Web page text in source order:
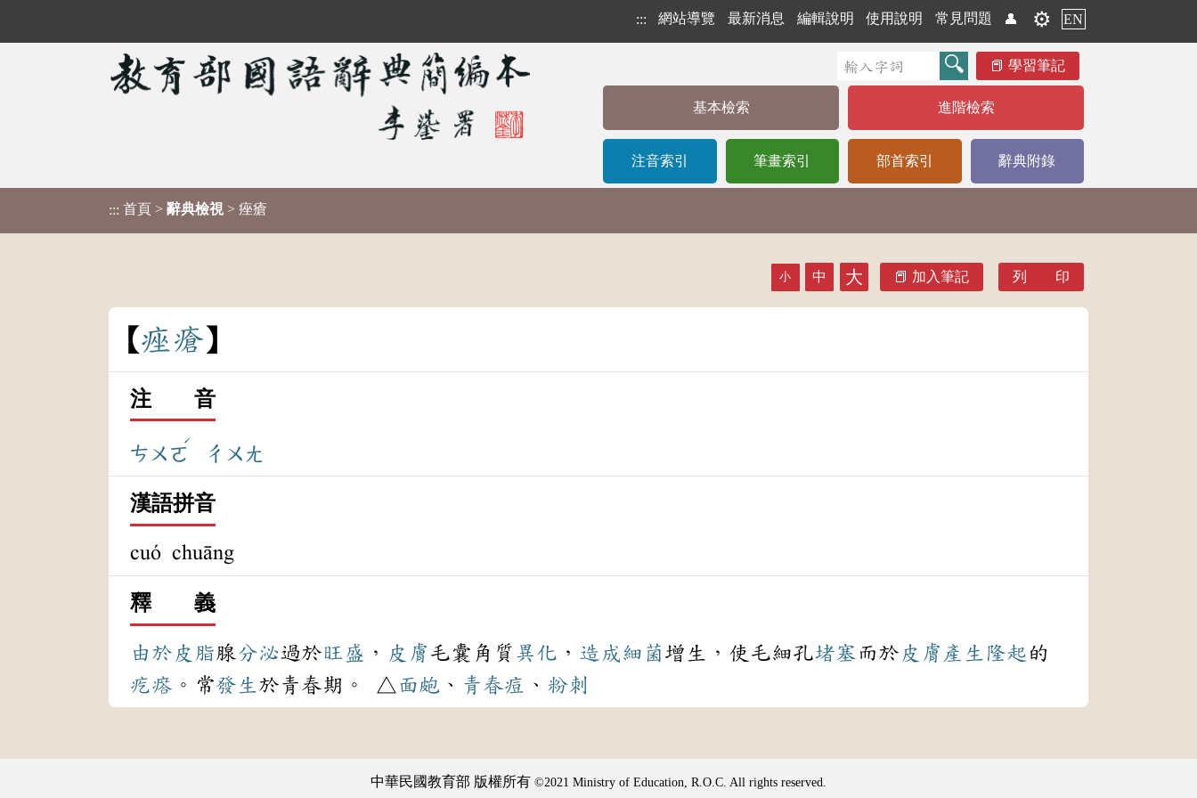
::: 網站導覽 最新消息 編輯說明 使用說明 常見問題 👤 ⚙️ EN
學習筆記
基本檢索 進階檢索
注音索引 筆畫索引 部首索引 辭典附錄
::: 首頁 > 辭典檢視 > 痤瘡
小 中 大 加入筆記 列 印
痤瘡
注 音
ㄘㄨㄛ
ˊ
ㄔㄨㄤ
漢語拼音
cuó chuāng
釋 義
由於 皮脂腺分泌過於旺盛 ， 皮膚毛囊角質 異化 ， 造成細菌 增生，使毛細孔堵塞 而於 皮膚 產生 隆起 的
疙瘩 。常發生 於青春期。 △ 面皰 、 青春痘 、 粉刺
中華民國教育部 版權所有 ©2021 Ministry of Education, R.O.C. All rights reserved.